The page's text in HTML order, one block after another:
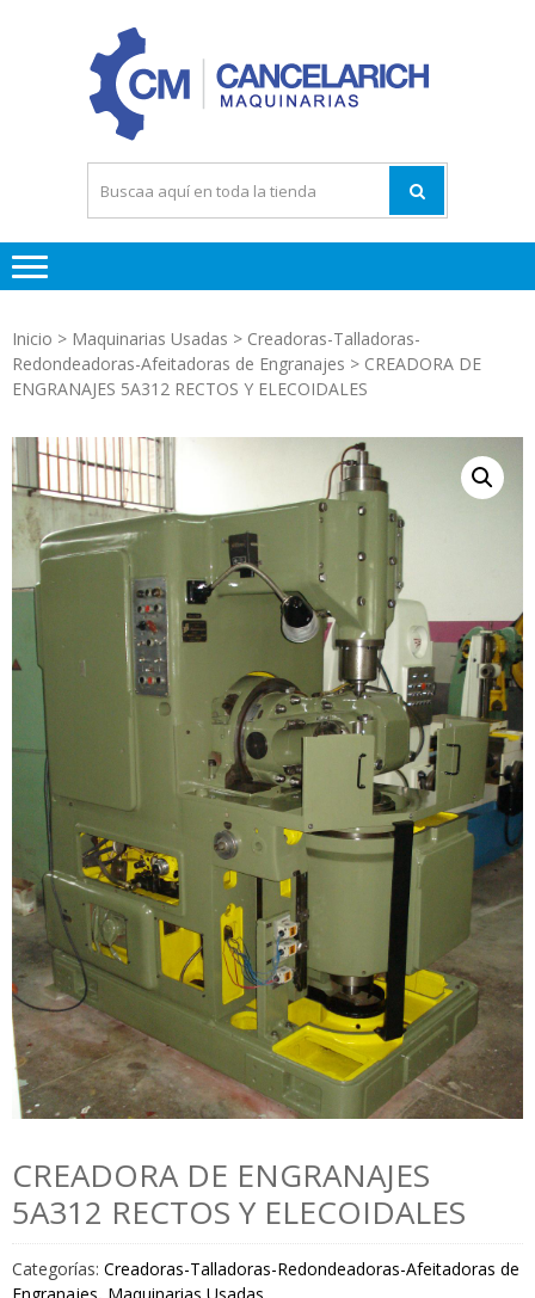
navegación
Inicio > Maquinarias Usadas > Creadoras-Talladoras-
Redondeadoras-Afeitadoras de Engranajes > CREADORA DE
ENGRANAJES 5A312 RECTOS Y ELECOIDALES
CREADORA DE ENGRANAJES
5A312 RECTOS Y ELECOIDALES
Categorías: Creadoras-Talladoras-Redondeadoras-Afeitadoras de
Engranajes, Maquinarias Usadas